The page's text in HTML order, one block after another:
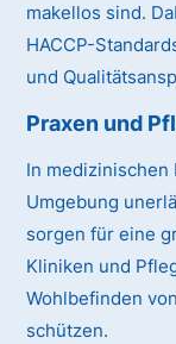
makellos sind.
HACCP-
und
Praxen und
In
Umgebung
sorgen für eine
Kliniken und
Wohlbefinden
schützen.